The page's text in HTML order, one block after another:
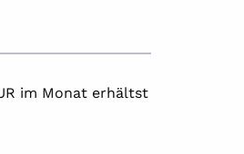
im Monat erhältst